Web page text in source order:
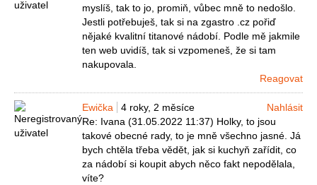
myslíš, tak to jo, promiň, vůbec mně to nedošlo.
Jestli potřebuješ, tak si na zgastro .cz pořiď
nějaké kvalitní titanové nádobí. Podle mě jakmile
ten web uvidíš, tak si vzpomeneš, že si tam
nakupovala.
Reagovat
Ewička 4 roky, 2 měsíce
Nahlásit
Re: Ivana (31.05.2022 11:37) Holky, to jsou
takové obecné rady, to je mně všechno jasné. Já
bych chtěla třeba vědět, jak si kuchyň zařídit, co
za nádobí si koupit abych něco fakt nepodělala,
víte?